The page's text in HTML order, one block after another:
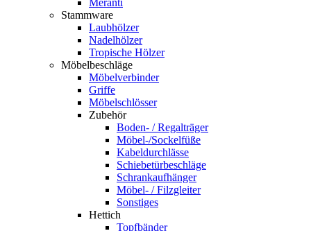
Meranti
Stammware
Laubhölzer
Nadelhölzer
Tropische Hölzer
Möbelbeschläge
Möbelverbinder
Griffe
Möbelschlösser
Zubehör
Boden- / Regalträger
Möbel-/Sockelfüße
Kabeldurchlässe
Schiebetürbeschläge
Schrankaufhänger
Möbel- / Filzgleiter
Sonstiges
Hettich
Topfbänder